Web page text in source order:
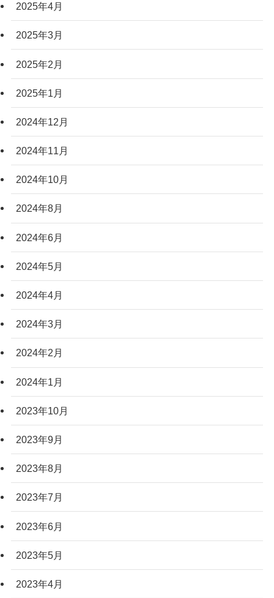
2025年4月
2025年3月
2025年2月
2025年1月
2024年12月
2024年11月
2024年10月
2024年8月
2024年6月
2024年5月
2024年4月
2024年3月
2024年2月
2024年1月
2023年10月
2023年9月
2023年8月
2023年7月
2023年6月
2023年5月
2023年4月